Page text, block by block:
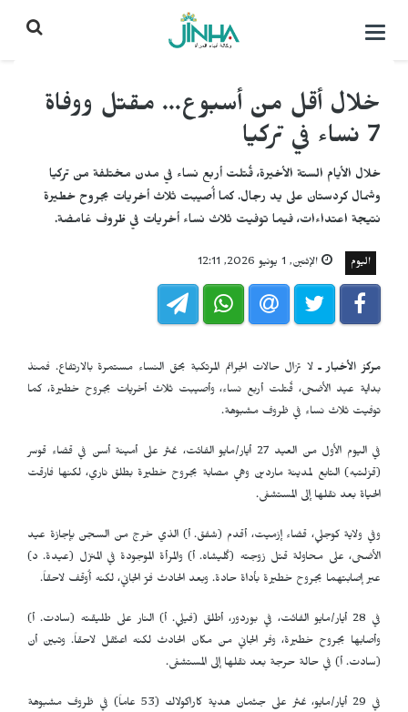
التحكم
خلال أقل من أسبوع... مقتل ووفاة
7 نساء في تركيا
خلال الأيام الستة الأخيرة، قُتلت أربع نساء في مدن مختلفة من تركيا
وشمال كردستان على يد رجال. كما أُصيبت ثلاث أخريات بجروح خطيرة
نتيجة اعتداءات، فيما توفيت ثلاث نساء أخريات في ظروف غامضة.
اليوم الإثنين, 1 يونيو 2026, 12:11
مركز الأخبار ـلا تزال حالات الجرائم المرتكبة بحق النساء مستمرة بالارتفاع. فمنذ
بداية عيد الأضحى، قُتلت أربع نساء، وأصيبت ثلاث أخريات بجروح خطيرة، كما
توفيت ثلاث نساء في ظروف مشبوهة.
في اليوم الأول من العيد 27 أيار/مايو الفائت، عُثر على أمينة أسن في قضاء قوسر
(قزلتبه) التابع لمدينة ماردين وهي مصابة بجروح خطيرة بطلق ناري، لكنها فارقت
الحياة بعد نقلها إلى المستشفى.
وفي ولاية كوجلي، قضاء إزميت، أقدم (شفق. أ) الذي خرج من السجن بإجازة عيد
الأضحى، على محاولة قتل زوجته (كُليشاه. أ) والمرأة الموجودة في المنزل (عيدة. د)
عبر إصابتهما بجروح خطيرة بأداة حادة. وبعد الحادث فرّ الجاني، لكنه أُوقف لاحقاً.
في 28 أيار/مايو الفائت، في بوردور، أطلق (فيلي. أ) النار على طليقته (سادت. أ)
وأصابها بجروح خطيرة، وفر الجاني من مكان الحادث لكنه اعتُقل لاحقاً. وتبين أن
(سادت. أ) في حالة حرجة بعد نقلها إلى المستشفى.
في 29 أيار/مايو، عُثر على جثمان هدية كاراكولاك (53 عاماً) في ظروف مشبوهة